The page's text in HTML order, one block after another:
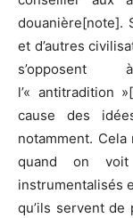
douanière[note].
et d’autres
l’« antitradition
cause des
notamment. Cela
quand on
instrumentalisés
qu’ils servent de